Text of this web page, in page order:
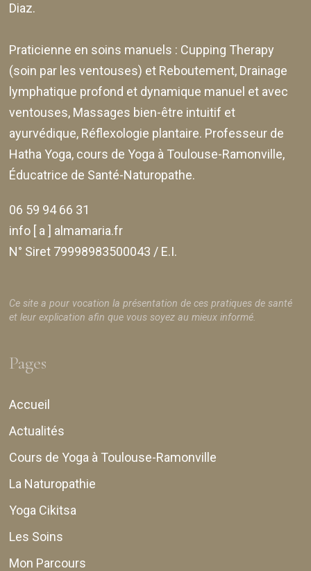
Diaz.
Praticienne en soins manuels : Cupping Therapy
(soin par les ventouses) et Reboutement, Drainage
lymphatique profond et dynamique manuel et avec
ventouses, Massages bien-être intuitif et
ayurvédique, Réflexologie plantaire. Professeur de
Hatha Yoga, cours de Yoga à Toulouse-Ramonville,
Éducatrice de Santé-Naturopathe.
06 59 94 66 31
info [ a ] almamaria.fr
N° Siret 79998983500043 / E.I.
Ce site a pour vocation la présentation de ces pratiques de santé
et leur explication afin que vous soyez au mieux informé.
Pages
Accueil
Actualités
Cours de Yoga à Toulouse-Ramonville
La Naturopathie
Yoga Cikitsa
Les Soins
Mon Parcours